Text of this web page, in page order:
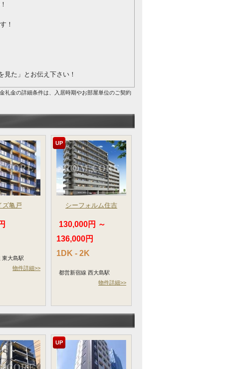
！
た」とお伝え下さい！
礼金の詳細条件は、入居時期やお部屋単位のご契約
ズ亀戸
東大島駅
物件詳細>>
UP
シーフォルム住吉
130,000円 ～
136,000円
1DK - 2K
都営新宿線 西大島駅
物件詳細>>
UP